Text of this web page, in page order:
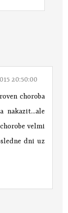
20:50:00
choroba
nakazit...ale
velmi
dni uz